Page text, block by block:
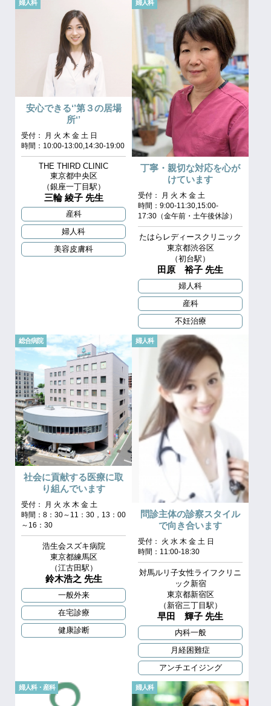
婦人科
安心できる‘’第３の居場
所‘’
受付： 月 火 木 金 土 日
時間：10:00-13:00,14:30-19:00
THE THIRD CLINIC
東京都中央区
（銀座一丁目駅）
三輪 綾子 先生
産科
婦人科
美容皮膚科
婦人科
丁寧・親切な対応を心が
けています
受付： 月 火 木 金 土
時間：9:00-11:30,15:00-
17:30（金午前・土午後休診）
たはらレディースクリニック
東京都渋谷区
（初台駅）
田原 裕子 先生
婦人科
産科
不妊治療
総合病院
社会に貢献する医療に取
り組んでいます
受付： 月 火 水 木 金 土
時間：8：30～11：30，13：00
～16：30
浩生会スズキ病院
東京都練馬区
（江古田駅）
鈴木浩之 先生
一般外来
在宅診療
健康診断
婦人科
問診主体の診察スタイル
で向き合います
受付： 火 水 木 金 土 日
時間：11:00-18:30
対馬ルリ子女性ライフクリニ
ック新宿
東京都新宿区
（新宿三丁目駅）
早田 輝子 先生
内科一般
月経困難症
アンチエイジング
婦人科・産科 婦人科